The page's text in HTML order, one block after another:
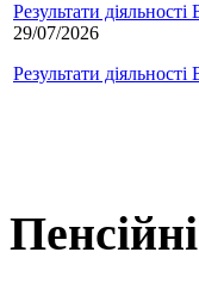
Результати
29/07/2026
Результати